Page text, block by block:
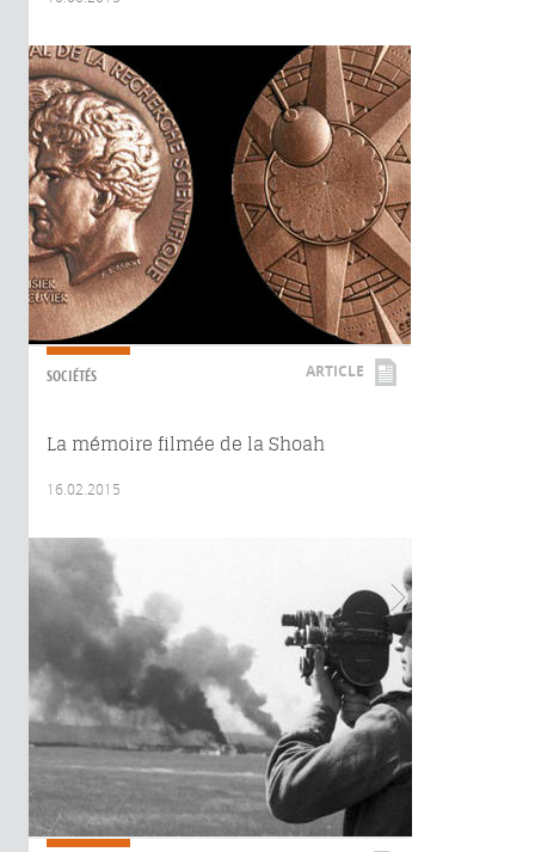
SOCIÉTÉS ARTICLE
La mémoire filmée de la Shoah
16.02.2015